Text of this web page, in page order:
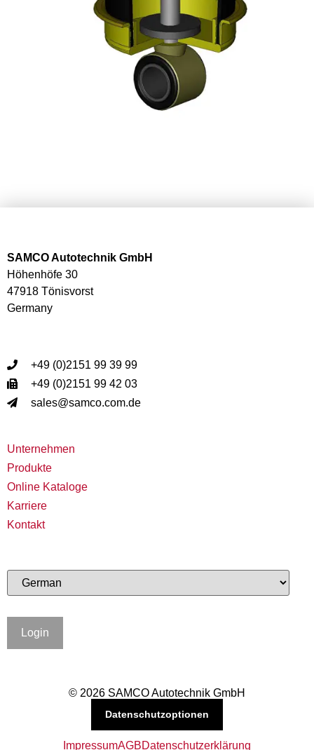
SAMCO Autotechnik GmbH
Höhenhöfe 30
47918 Tönisvorst
Germany
+49 (0)2151 99 39 99
+49 (0)2151 99 42 03
sales@samco.com.de
Unternehmen
Produkte
Online Kataloge
Karriere
Kontakt
Login
© 2026 SAMCO Autotechnik GmbH
Datenschutzoptionen
ImpressumAGBDatenschutzerklärung